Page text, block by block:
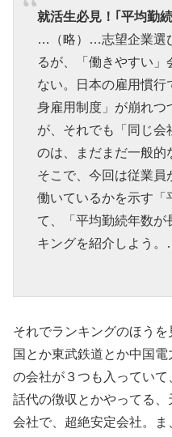
就活生必見！｢平均勤
…（略）…志望企業選
るが、「働きやすい
ない。日本の雇用慣行
身雇用制度」が崩れつ
が、それでも「同じ会
のは、まだまだ一般的
そこで、今回は従業員
働いているかを示す「
て、「平均勤続年数が
キングを紹介しよう
それでランキングのほう
国とか東武鉄道とか中国
の会社が３つも入ってい
話代の徴収とかやってる
会社で、超絶安定会社。